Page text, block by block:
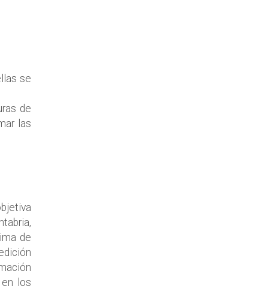
se
de
las
de
los